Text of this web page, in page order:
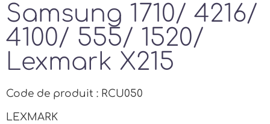
Samsung 1710/ 4216/
4100/ 555/ 1520/
Lexmark X215
Code de produit : RCU050
LEXMARK